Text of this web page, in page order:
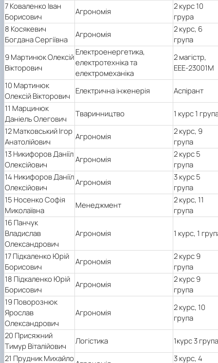
7 Коваленко Іван
Борисович
Агрономія
2 курс 10
грура
8 Косякевич
Богдана Сергіївна
Агрономія
2 курс, 6
група
9 Мартинюк Олексій
Вікторович
Електроенергетика,
електротехніка та
електромеханіка
2 магістр,
ЕЕЕ-23001М
10 Мартинюк
Олексій Вікторович
Електрична інженерія
Аспірант
11 Марцинюк
Даніель Олегович
Тваринництво
1 курс 1
12 Матковський Ігор
Анатолійович
Агрономія
2 курс, 9
група
13 Никифоров Даніїл
Олексійович
Агрономія
2 курс 5
група
14 Никифоров Даніїл
Олексійович
Агрономія
3 курс 5
група
15 Носенко Софія
Миколаївна
Менеджмент
2 курс, 11
група
16 Панчук
Владислав
Олександрович
Агрономія 1 курс, 1
17 Підкаленко Юрій
Борисович
Агрономія
2 курс 9
група
18 Підкаленко Юрій
Борисович
Агрономія
2 курс 9
група
19 Поворознюк
Ярослав
Олександрович
Агрономія
2 курс, 10
група
20 Присяжний
Тимур Віталійович
Логістика
1курс 3 група
21 Прудник Михайло
3 курс, 4